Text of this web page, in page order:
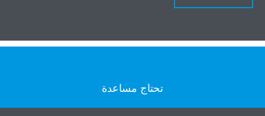
تحتاج مساعدة